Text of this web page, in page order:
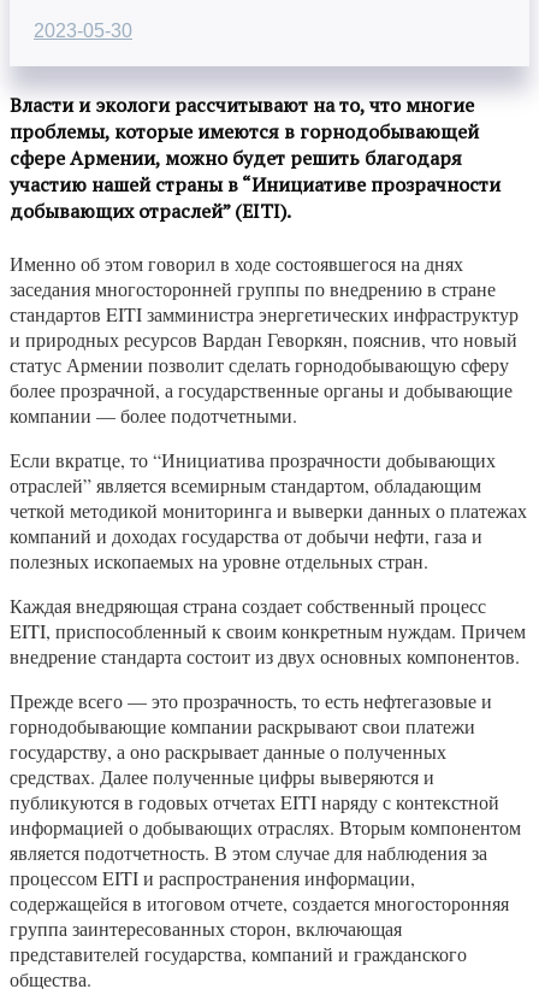
2023-05-30
Власти и экологи рассчитывают на то, что многие
проблемы, которые имеются в горнодобывающей
сфере Армении, можно будет решить благодаря
участию нашей страны в “Инициативе прозрачности
добывающих отраслей” (EITI).
Именно об этом говорил в ходе состоявшегося на днях
заседания многосторонней группы по внедрению в стране
стандартов EITI замминистра энергетических инфраструктур
и природных ресурсов Вардан Геворкян, пояснив, что новый
статус Армении позволит сделать горнодобывающую сферу
более прозрачной, а государственные органы и добывающие
компании — более подотчетными.
Если вкратце, то “Инициатива прозрачности добывающих
отраслей” является всемирным стандартом, обладающим
четкой методикой мониторинга и выверки данных о платежах
компаний и доходах государства от добычи нефти, газа и
полезных ископаемых на уровне отдельных стран.
Каждая внедряющая страна создает собственный процесс
EITI, приспособленный к своим конкретным нуждам. Причем
внедрение стандарта состоит из двух основных компонентов.
Прежде всего — это прозрачность, то есть нефтегазовые и
горнодобывающие компании раскрывают свои платежи
государству, а оно раскрывает данные о полученных
средствах. Далее полученные цифры выверяются и
публикуются в годовых отчетах EITI наряду с контекстной
информацией о добывающих отраслях. Вторым компонентом
является подотчетность. В этом случае для наблюдения за
процессом EITI и распространения информации,
содержащейся в итоговом отчете, создается многосторонняя
группа заинтересованных сторон, включающая
представителей государства, компаний и гражданского
общества.